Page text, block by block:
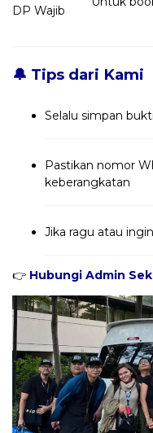
DP Wajib
🔔 Tips dari Kami
Selalu simpan
Pastikan nomor
keberangkatan
Jika ragu atau
👉 Hubungi Admin